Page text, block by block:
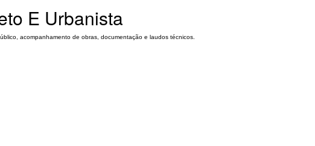
E Urbanista
acompanhamento de obras, documentação e laudos técnicos.